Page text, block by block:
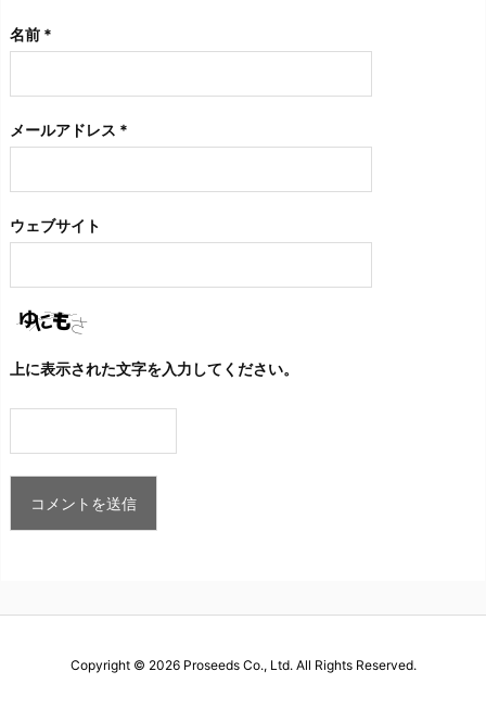
名前 *
メールアドレス *
ウェブサイト
上に表示された文字を入力してください。
Copyright © 2026 Proseeds Co., Ltd.All Rights Reserved.